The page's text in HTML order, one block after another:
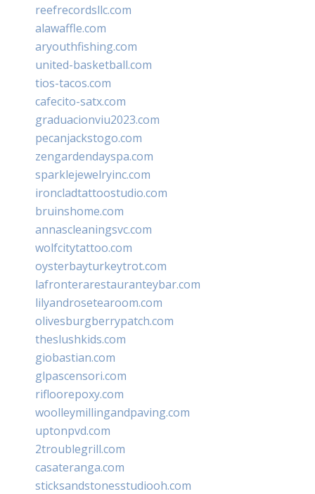
reefrecordsllc.com
alawaffle.com
aryouthfishing.com
united-basketball.com
tios-tacos.com
cafecito-satx.com
graduacionviu2023.com
pecanjackstogo.com
zengardendayspa.com
sparklejewelryinc.com
ironcladtattoostudio.com
bruinshome.com
annascleaningsvc.com
wolfcitytattoo.com
oysterbayturkeytrot.com
lafronterarestauranteybar.com
lilyandrosetearoom.com
olivesburgberrypatch.com
theslushkids.com
giobastian.com
glpascensori.com
rifloorepoxy.com
woolleymillingandpaving.com
uptonpvd.com
2troublegrill.com
casateranga.com
sticksandstonesstudiooh.com